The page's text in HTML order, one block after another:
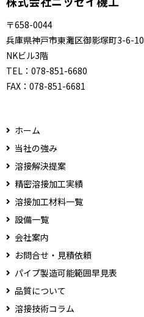
〒658-0044
兵庫県神戸市東灘区御影塚町3-6-10
NKビル3階
TEL： 078-851-6680
FAX： 078-851-6681
ホーム
当社の強み
溶接解決提案
精密溶接加工実績
溶接加工材料一覧
設備一覧
会社案内
お問合せ・見積依頼
パイプ製造可能範囲早見表
品質について
溶接技術コラム